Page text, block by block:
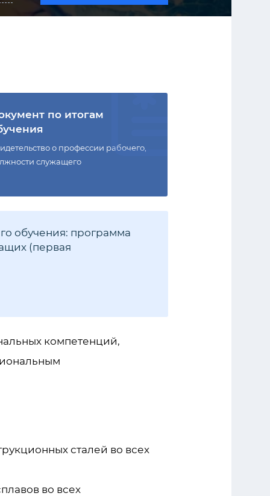
по итогам
о профессии рабочего,
служащего
обучения: программа
(первая
компетенций,
сталей во всех
во всех